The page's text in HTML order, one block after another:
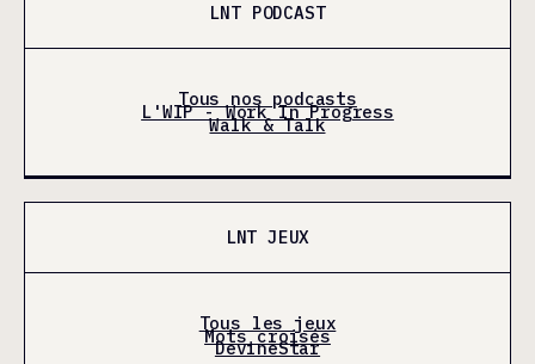
LNT PODCAST
Tous nos podcasts
L'WIP - Work In Progress
Walk & Talk
LNT JEUX
Tous les jeux
Mots croisés
DevineStar